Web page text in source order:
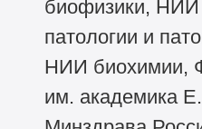
биофизики, НИИ
патологии и
НИИ биохимии,
им. академика